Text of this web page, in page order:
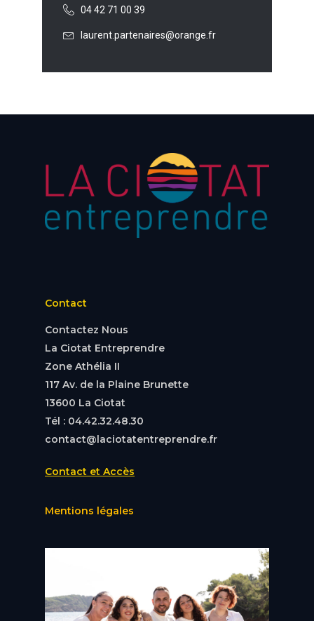
04 42 71 00 39
laurent.partenaires@orange.fr
Contact
Contactez Nous
La Ciotat Entreprendre
Zone Athélia II
117 Av. de la Plaine Brunette
13600 La Ciotat
Tél : 04.42.32.48.30
contact@laciotatentreprendre.fr
Contact et Accès
Mentions légales